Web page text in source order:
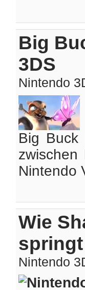
Big
3DS
Nintendo
Big Buck
zwischen
Nintendo
Wie
springt
Nintendo